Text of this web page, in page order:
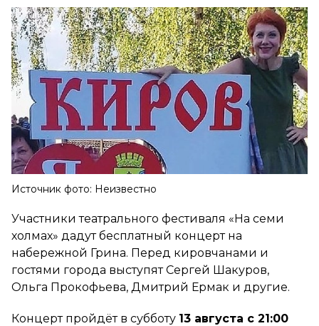
Источник фото: Неизвестно
Участники театрального фестиваля «На семи
холмах» дадут бесплатный концерт на
набережной Грина. Перед кировчанами и
гостями города выступят Сергей Шакуров,
Ольга Прокофьева, Дмитрий Ермак и другие.
Концерт пройдёт в субботу 13 августа с 21:00